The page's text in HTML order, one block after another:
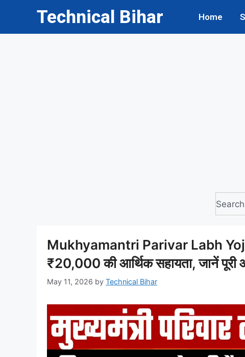
Technical Bihar Home
Mukhyamantri Parivar Labh
₹20,000 की आर्थिक सहायता, जानें पूरी
May 11, 2026 by Technical Bihar